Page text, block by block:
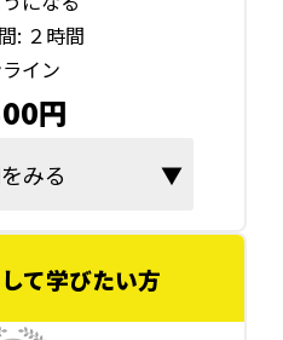
: ２時間
イン
円
みる
て学びたい方